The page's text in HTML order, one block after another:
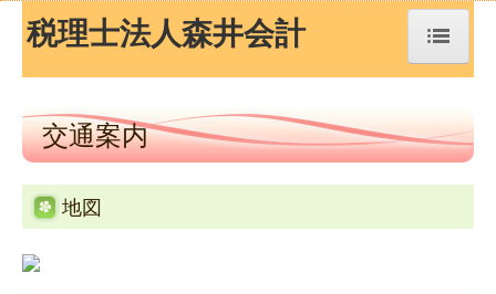
トップページ
TKCシステムQ&A
経営革新等支援機関とは
税理士法人森井会計
交通案内
地図